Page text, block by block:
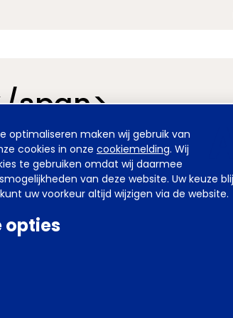
optimaliseren maken wij gebruik van
cookies in onze cookiemelding. Wij
te gebruiken omdat wij daarmee
van deze website. Uw keuze
uw voorkeur altijd wijzigen via de website.
opties
span>
De vormgeving is nieuw, maar de
werkgeverslijn@awvn.nlWebsite